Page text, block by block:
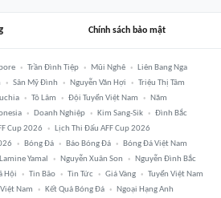
Chính sách bảo mật
Trần Đình Tiệp Mũi Nghê
Liên Bang Nga
Sân Mỹ Đình Nguyễn Văn Hợi
Triệu Thị Tâm
Tô Lâm Đội Tuyển Việt Nam
Năm
Doanh Nghiệp Kim Sang-Sik
Đình Bắc
Cup 2026
Lịch Thi Đấu AFF Cup 2026
Bóng Đá Báo Bóng Đá
Bóng Đá Việt Nam
Lamine Yamal Nguyễn Xuân Son
Nguyễn Đình Bắc
Hội Tin Bão Tin Tức Giá Vàng
Tuyển Việt Nam
Nam Kết Quả Bóng Đá Ngoại Hạng Anh